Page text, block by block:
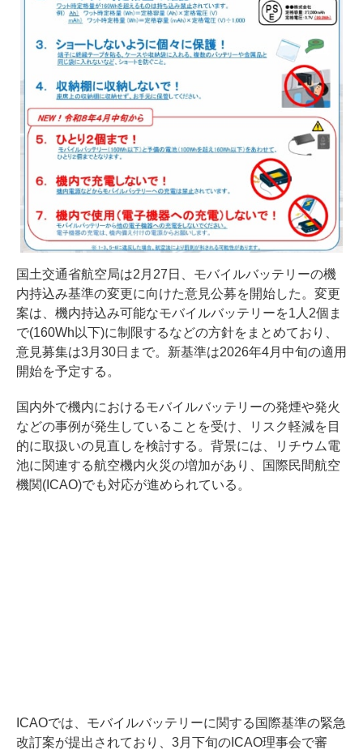
国土交通省航空局は2月27日、モバイルバッテリーの機
内持込み基準の変更に向けた意見公募を開始した。変更
案は、機内持込み可能なモバイルバッテリーを1人2個ま
で(160Wh以下)に制限するなどの方針をまとめており、
意見募集は3月30日まで。新基準は2026年4月中旬の適用
開始を予定する。
国内外で機内におけるモバイルバッテリーの発煙や発火
などの事例が発生していることを受け、リスク軽減を目
的に取扱いの見直しを検討する。背景には、リチウム電
池に関連する航空機内火災の増加があり、国際民間航空
機関(ICAO)でも対応が進められている。
ICAOでは、モバイルバッテリーに関する国際基準の緊急
改訂案が提出されており、3月下旬のICAO理事会で審